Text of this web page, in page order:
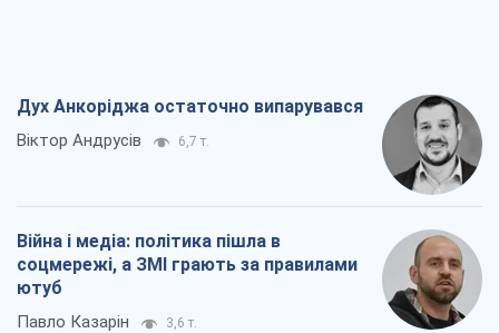
Дух Анкоріджа остаточно випарувався
Віктор Андрусів 6,7 т.
Війна і медіа: політика пішла в
соцмережі, а ЗМІ грають за правилами
ютуб
Павло Казарін 3,6 т.